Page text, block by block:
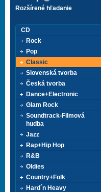
Rozšírené hľadanie
CD
Rock
Pop
Classic
Slovenská tvorba
Česká tvorba
Dance+Electronic
Glam Rock
Soundtrack-Filmová
hudba
Jazz
Rap+Hip Hop
R&B
Oldies
Country+Folk
Hard´n Heavy